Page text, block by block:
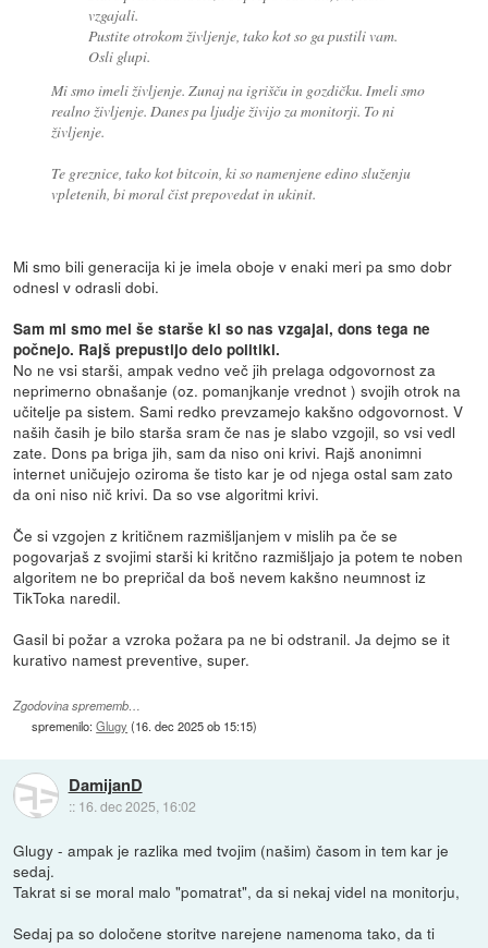
vzgajali.
Pustite otrokom življenje, tako kot so ga pustili vam.
Osli glupi.
Mi smo imeli življenje. Zunaj na igrišču in gozdičku. Imeli smo
realno življenje. Danes pa ljudje živijo za monitorji. To ni
življenje.
Te greznice, tako kot bitcoin, ki so namenjene edino služenju
vpletenih, bi moral čist prepovedat in ukinit.
Mi smo bili generacija ki je imela oboje v enaki meri pa smo dobr
odnesl v odrasli dobi.
Sam mi smo mel še starše ki so nas vzgajal, dons tega ne
počnejo. Rajš prepustijo delo politiki.
No ne vsi starši, ampak vedno več jih prelaga odgovornost za
neprimerno obnašanje (oz. pomanjkanje vrednot ) svojih otrok na
učitelje pa sistem. Sami redko prevzamejo kakšno odgovornost. V
naših časih je bilo starša sram če nas je slabo vzgojil, so vsi vedl
zate. Dons pa briga jih, sam da niso oni krivi. Rajš anonimni
internet uničujejo oziroma še tisto kar je od njega ostal sam zato
da oni niso nič krivi. Da so vse algoritmi krivi.
Če si vzgojen z kritičnem razmišljanjem v mislih pa če se
pogovarjaš z svojimi starši ki kritčno razmišljajo ja potem te noben
algoritem ne bo prepričal da boš nevem kakšno neumnost iz
TikToka naredil.
Gasil bi požar a vzroka požara pa ne bi odstranil. Ja dejmo se it
kurativo namest preventive, super.
Zgodovina sprememb…
spremenilo:Glugy (16. dec 2025 ob 15:15)
DamijanD
:: 16. dec 2025, 16:02
Glugy - ampak je razlika med tvojim (našim) časom in tem kar je
sedaj.
Takrat si se moral malo "pomatrat", da si nekaj videl na monitorju,
Sedaj pa so določene storitve narejene namenoma tako, da ti